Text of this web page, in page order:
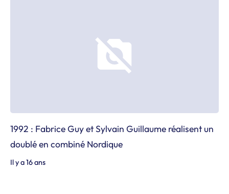
1992 : Fabrice Guy et Sylvain Guillaume réalisent un
doublé en combiné Nordique
Il y a 16 ans